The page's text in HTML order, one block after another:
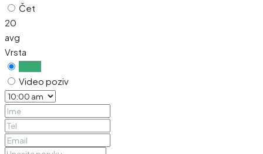
Čet
20
avg
Vrsta
Video poziv